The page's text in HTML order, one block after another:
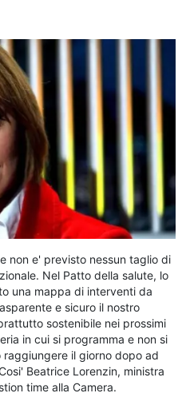
non e' previsto nessun taglio di
Nel Patto della salute, lo
una mappa di interventi da
e sicuro il nostro
sostenibile nei prossimi
in cui si programma e non si
il giorno dopo ad
Beatrice Lorenzin, ministra
time alla Camera.